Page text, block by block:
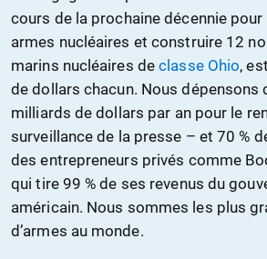
cours de la prochaine décennie
armes nucléaires et construire 12
marins nucléaires declasse Ohio,
de dollars chacun. Nous dépensons
milliards de dollars par an pour le
surveillance de la presse – et 70 %
des entrepreneurs privés comme
qui tire 99 % de ses revenus du
américain. Nous sommes les plus
d’armes au monde.